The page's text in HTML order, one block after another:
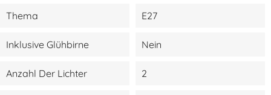
Thema E27
Inklusive Glühbirne Nein
Anzahl Der Lichter 2